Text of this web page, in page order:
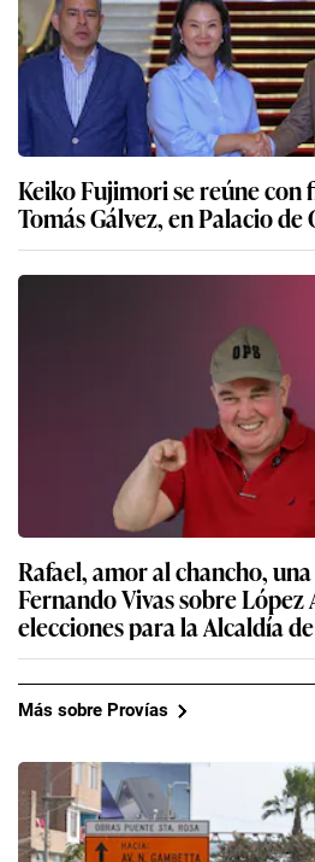
Keiko Fujimori se reúne con
Tomás Gálvez, en Palacio
Rafael, amor al chancho,
Fernando Vivas sobre López
elecciones para la Alcaldía
Más sobre Provías